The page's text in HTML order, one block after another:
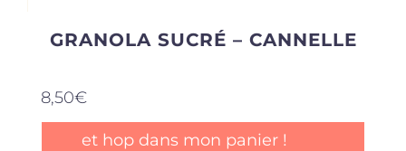
GRANOLA SUCRÉ – CANNELLE
8,50€
et hop dans mon panier !